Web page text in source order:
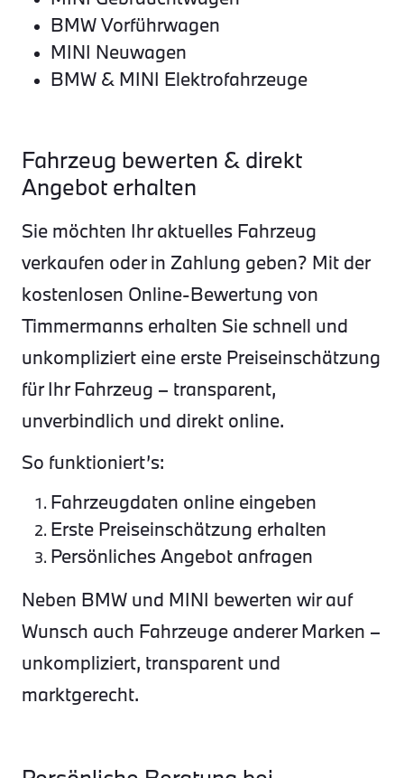
BMW Vorführwagen
MINI Neuwagen
BMW & MINI Elektrofahrzeuge
Fahrzeug bewerten & direkt
Angebot erhalten
Sie möchten Ihr aktuelles Fahrzeug
verkaufen oder in Zahlung geben? Mit der
kostenlosen Online-Bewertung von
Timmermanns erhalten Sie schnell und
unkompliziert eine erste Preiseinschätzung
für Ihr Fahrzeug – transparent,
unverbindlich und direkt online.
So funktioniert’s:
Fahrzeugdaten online eingeben
Erste Preiseinschätzung erhalten
Persönliches Angebot anfragen
Neben BMW und MINI bewerten wir auf
Wunsch auch Fahrzeuge anderer Marken –
unkompliziert, transparent und
marktgerecht.